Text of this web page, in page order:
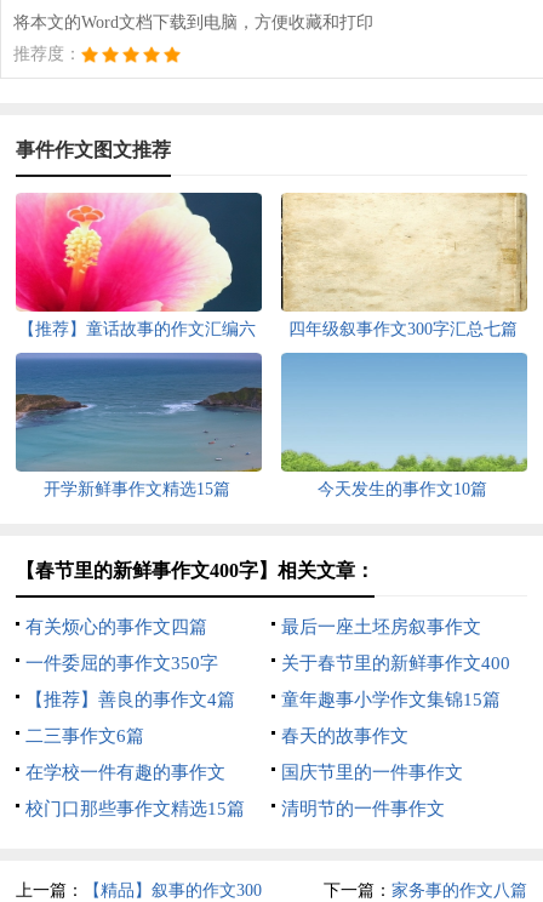
将本文的Word文档下载到电脑，方便收藏和打印
推荐度：
事件作文图文推荐
【推荐】童话故事的作文汇编六
篇
四年级叙事作文300字汇总七篇
开学新鲜事作文精选15篇 今天发生的事作文10篇
【春节里的新鲜事作文400字】相关文章：
有关烦心的事作文四篇
最后一座土坯房叙事作文
一件委屈的事作文350字
关于春节里的新鲜事作文400
字汇编10篇
【推荐】善良的事作文4篇
童年趣事小学作文集锦15篇
二三事作文6篇
春天的故事作文
在学校一件有趣的事作文
国庆节里的一件事作文
校门口那些事作文精选15篇
清明节的一件事作文
上一篇： 【精品】叙事的作文300 下一篇： 家务事的作文八篇